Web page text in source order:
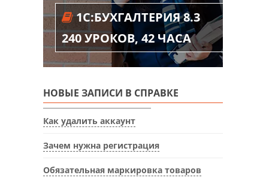
1С:БУХГАЛТЕРИЯ 8.3
240 УРОКОВ, 42 ЧАСА
НОВЫЕ ЗАПИСИ В СПРАВКЕ
Как удалить аккаунт
Зачем нужна регистрация
Обязательная маркировка товаров